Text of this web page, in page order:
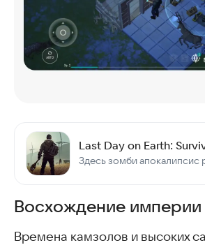
Last Day on Earth:
Восхождение империи
Времена камзолов и высоких